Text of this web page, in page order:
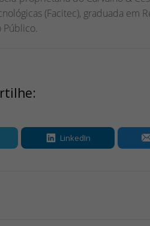
(Facitec), graduada em
Público.
LinkedIn